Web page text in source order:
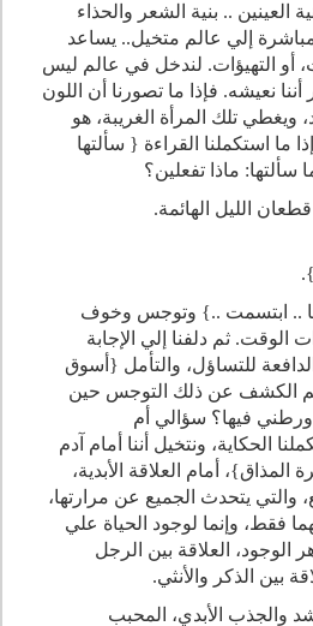
العينين .. بنية الشعر والحذاء
إلي عالم متخيل.. يساعد
أو التهيؤات. لندخل في عالم ليس
أننا نعيشه. فإذا ما تصورنا أن اللون
ويغطي تلك المرأة الغريبة، هو
ما استكملنا القراءة { سألتها
سألتها: ماذا تفعلين؟
الليل الهائمة.
.. ابتسمت ..} وتوجس وخوف
الوقت. ثم دلفنا إلي الإجابة
للتساؤل، والتأمل {أسوق
ثم الكشف عن ذلك التوجس حين
فيها؟ سؤالي أم
الحكاية، ونتخيل أننا أمام آدم
المذاق}، أمام العلاقة الأبدية،
والتي يتحدث الجميع عن مرارتها،
فقط، وإنما لوجود الحياة علي
الوجود، العلاقة بين الرجل
بين الذكر والأنثي.
والجذب الأبدي، المحبب